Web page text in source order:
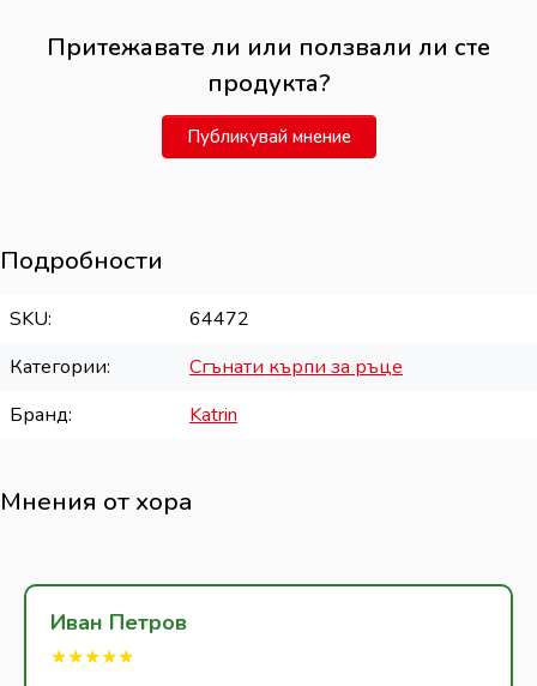
Притежавате ли или ползвали ли сте
продукта?
Публикувай мнение
Подробности
SKU
64472
Категории
Сгънати кърпи за ръце
Бранд
Katrin
Мнения от хора
Иван Петров
★★★★★